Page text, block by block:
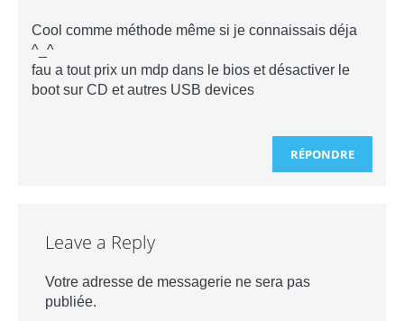
Cool comme méthode même si je connaissais déja
^_^
fau a tout prix un mdp dans le bios et désactiver le
boot sur CD et autres USB devices
RÉPONDRE
Leave a Reply
Votre adresse de messagerie ne sera pas
publiée.